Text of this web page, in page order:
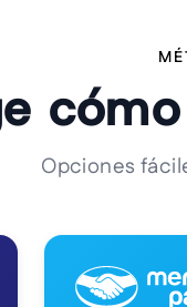
Opciones